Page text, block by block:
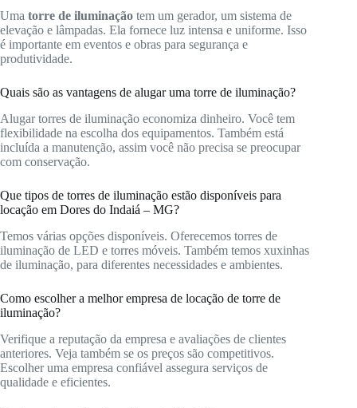
Uma torre de iluminação tem um gerador, um sistema de
elevação e lâmpadas. Ela fornece luz intensa e uniforme. Isso
é importante em eventos e obras para segurança e
produtividade.
Quais são as vantagens de alugar uma torre de iluminação?
Alugar torres de iluminação economiza dinheiro. Você tem
flexibilidade na escolha dos equipamentos. Também está
incluída a manutenção, assim você não precisa se preocupar
com conservação.
Que tipos de torres de iluminação estão disponíveis para
locação em Dores do Indaiá – MG?
Temos várias opções disponíveis. Oferecemos torres de
iluminação de LED e torres móveis. Também temos xuxinhas
de iluminação, para diferentes necessidades e ambientes.
Como escolher a melhor empresa de locação de torre de
iluminação?
Verifique a reputação da empresa e avaliações de clientes
anteriores. Veja também se os preços são competitivos.
Escolher uma empresa confiável assegura serviços de
qualidade e eficientes.